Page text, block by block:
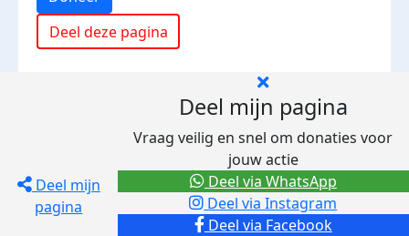
Deel deze pagina
Deel mijn
pagina
Deel mijn pagina
Vraag veilig en snel om donaties voor
jouw actie
Deel via Facebook
Deel via Instagram
Deel via WhatsApp